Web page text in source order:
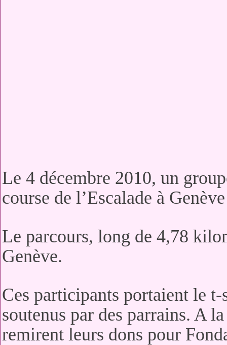
Le 4 décembre 2010, un
course de l’Escalade à
Le parcours, long de 4,78
Genève.
Ces participants portaient le
soutenus par des parrains. A
remirent leurs dons pour